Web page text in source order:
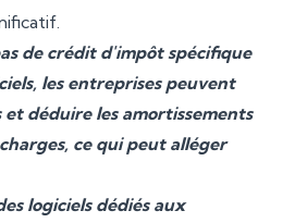
de crédit d'impôt spécifique
les entreprises peuvent
et déduire les amortissements
ce qui peut alléger
logiciels dédiés aux